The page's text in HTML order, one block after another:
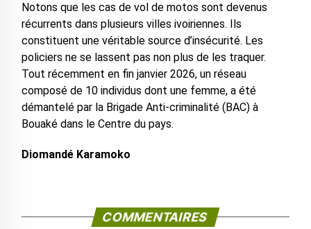
Notons que les cas de vol de motos sont devenus
récurrents dans plusieurs villes ivoiriennes. Ils
constituent une véritable source d’insécurité. Les
policiers ne se lassent pas non plus de les traquer.
Tout récemment en fin janvier 2026, un réseau
composé de 10 individus dont une femme, a été
démantelé par la Brigade Anti-criminalité (BAC) à
Bouaké dans le Centre du pays.
Diomandé Karamoko
COMMENTAIRES